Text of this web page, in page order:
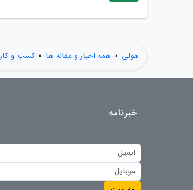
هولی » همه اخبار و مقاله ها » کسب و کار
خبرنامه